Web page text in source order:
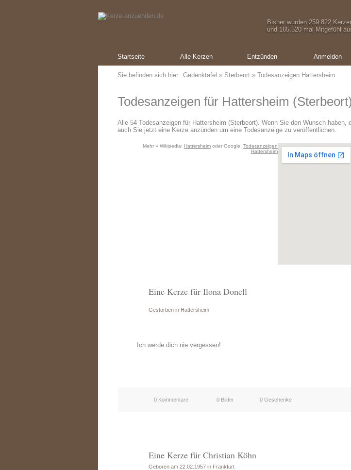
Bisher wurden 259.822
und 165.520 mal Mitgefühl
Startseite Alle Kerzen Entzünden Anmelden
Sie befinden sich hier: Gedenktafel » Sterbeort » Todesanzeigen Hattersheim
Todesanzeigen für Hattersheim (Sterbeort)
Alle 54 Todesanzeigen für Hattersheim (Sterbeort). Wenn Sie den Wunsch
auch Sie jetzt eine Kerze anzünden um eine Todesanzeige zu veröffentlichen.
Mehr » Wikipedia: Hattersheim oder Google: Todesanzeigen
Hattersheim
Eine Kerze für Ilona Donell
Gestorben in Hattersheim
Ich werde dich nie vergessen!
0 Kommentare 0 Bilder 0 Geschenke
Eine Kerze für Christian Köhn
Geboren am 22.02.1957 in Frankfurt